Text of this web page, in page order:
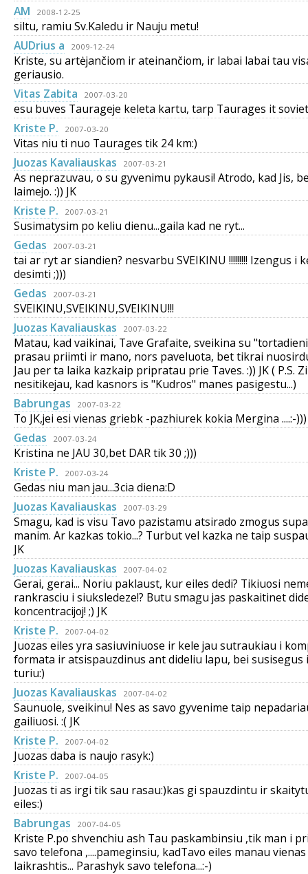
AM
2008-12-25
siltu, ramiu Sv.Kaledu ir Nauju metu!
AUDrius a
2009-12-24
Kriste, su artėjančiom ir ateinančiom, ir labai labai tau
geriausio.
Vitas Zabita
2007-03-20
esu buves Taurageje keleta kartu, tarp Taurages it
Kriste P.
2007-03-20
Vitas niu ti nuo Taurages tik 24 km:)
Juozas Kavaliauskas
2007-03-21
As neprazuvau, o su gyvenimu pykausi! Atrodo, kad Jis,
laimejo. :)) JK
Kriste P.
2007-03-21
Susimatysim po keliu dienu...gaila kad ne ryt...
Gedas
2007-03-21
tai ar ryt ar siandien? nesvarbu SVEIKINU !!!!!!!!! Izengus i
desimti ;)))
Gedas
2007-03-21
SVEIKINU,SVEIKINU,SVEIKINU!!!
Juozas Kavaliauskas
2007-03-22
Matau, kad vaikinai, Tave Grafaite, sveikina su
prasau priimti ir mano, nors paveluota, bet tikrai
Jau per ta laika kazkaip pripratau prie Taves. :)) JK ( P.S.
nesitikejau, kad kasnors is "Kudros" manes pasigestu...)
Babrungas
2007-03-22
To JK,jei esi vienas griebk -pazhiurek kokia Mergina ....:-)))
Gedas
2007-03-24
Kristina ne JAU 30,bet DAR tik 30 ;)))
Kriste P.
2007-03-24
Gedas niu man jau...3cia diena:D
Juozas Kavaliauskas
2007-03-29
Smagu, kad is visu Tavo pazistamu atsirado zmogus
manim. Ar kazkas tokio...? Turbut vel kazka ne taip
JK
Juozas Kavaliauskas
2007-04-02
Gerai, gerai... Noriu paklaust, kur eiles dedi? Tikiuosi
rankrasciu i siuksledeze!? Butu smagu jas paskaitinet
koncentracijoj! ;) JK
Kriste P.
2007-04-02
Juozas eiles yra sasiuviniuose ir kele jau sutraukiau i
formata ir atsispauzdinus ant dideliu lapu, bei susisegus
turiu:)
Juozas Kavaliauskas
2007-04-02
Saunuole, sveikinu! Nes as savo gyvenime taip
gailiuosi. :( JK
Kriste P.
2007-04-02
Juozas daba is naujo rasyk:)
Kriste P.
2007-04-05
Juozas ti as irgi tik sau rasau:)kas gi spauzdintu ir
eiles:)
Babrungas
2007-04-05
Kriste P.po shvenchiu ash Tau paskambinsiu ,tik man i
savo telefona ,....pameginsiu, kadTavo eiles manau
laikrashtis... Parashyk savo telefona...:-)